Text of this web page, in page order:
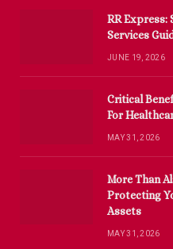
RR
Services
JUNE 19, 2026
Critical
For
MAY 31, 2026
More Than
Protecting
Assets
MAY 31, 2026